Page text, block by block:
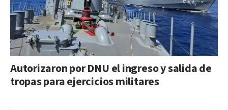
Autorizaron por DNU el ingreso y salida de
tropas para ejercicios militares